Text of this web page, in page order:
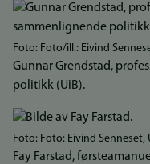
Bilde
Foto: Foto/ill.: Eivind
Gunnar Grendstad,
politikk (UiB).
Bilde
Foto: Foto: Eivind Senneset,
Fay Farstad,